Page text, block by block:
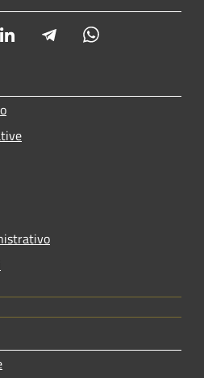
LinkedIn Telegram